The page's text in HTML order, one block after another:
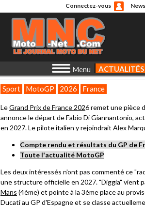
Connectez-vous
Menu ACTUALITÉS
Sport MotoGP 2026 France
LeGrand Prix de France 2026 remet une pièce
annonce le départ de Fabio Di Giannantonio,
en 2027. Le pilote italien y rejoindrait Alex
Compte rendu et résultats du GP de
Toute l'actualité MotoGP
Les deux intéressés n'ont pas commenté ce
une structure officielle en 2027. "Diggia" vient
Mans (4ème) et pointe à la 3ème place au
Ducati au GP d'Espagne et se classe